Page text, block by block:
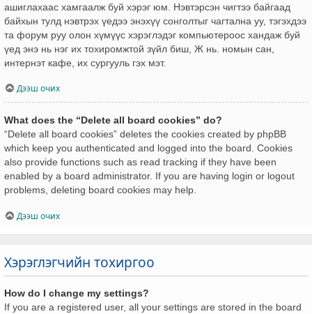
ашиглахаас хамгаалж буй хэрэг юм. Нэвтэрсэн чигтээ байгаад
байхын тулд нэвтрэх үедээ энэхүү сонголтыг чагтална уу, тэгэхдээ
та форум руу олон хүмүүс хэрэглэдэг компьютероос хандаж буй
үед энэ нь нэг их тохиромжтой зүйл биш, Ж нь. номын сан,
интернэт кафе, их сургууль гэх мэт.
Дээш очих
What does the “Delete all board cookies” do?
“Delete all board cookies” deletes the cookies created by phpBB
which keep you authenticated and logged into the board. Cookies
also provide functions such as read tracking if they have been
enabled by a board administrator. If you are having login or logout
problems, deleting board cookies may help.
Дээш очих
Хэрэглэгчийн тохиргоо
How do I change my settings?
If you are a registered user, all your settings are stored in the board